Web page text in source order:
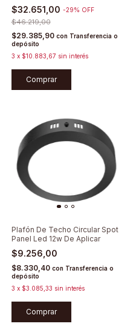
$32.651,00 -29% OFF
$46.219,00
$29.385,90 con Transferencia o
depósito
3 x $10.883,67 sin interés
Comprar
Plafón De Techo Circular Spot
Panel Led 12w De Aplicar
$9.256,00
$8.330,40 con Transferencia o
depósito
3 x $3.085,33 sin interés
Comprar